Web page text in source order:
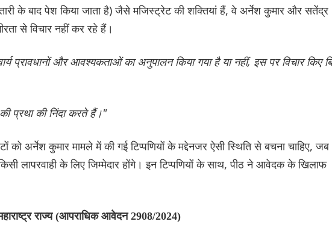
के बाद पेश किया जाता है) जैसे मजिस्ट्रेट की शक्तियां हैं, वे अर्नेश कुमार और सतेंद्र
से विचार नहीं कर रहे हैं।
प्रावधानों और आवश्यकताओं का अनुपालन किया गया है या नहीं, इस पर विचार किए
प्रथा की निंदा करते हैं।"
को अर्नेश कुमार मामले में की गई टिप्पणियों के मद्देनजर ऐसी स्थिति से बचना चाहिए, जब
लापरवाही के लिए जिम्मेदार होंगे। इन टिप्पणियों के साथ, पीठ ने आवेदक के खिलाफ
राज्य (आपराधिक आवेदन 2908/2024)